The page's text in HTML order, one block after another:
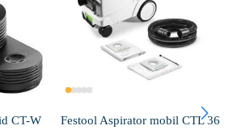
CT-W
Festool Aspirator mobil CTL 36